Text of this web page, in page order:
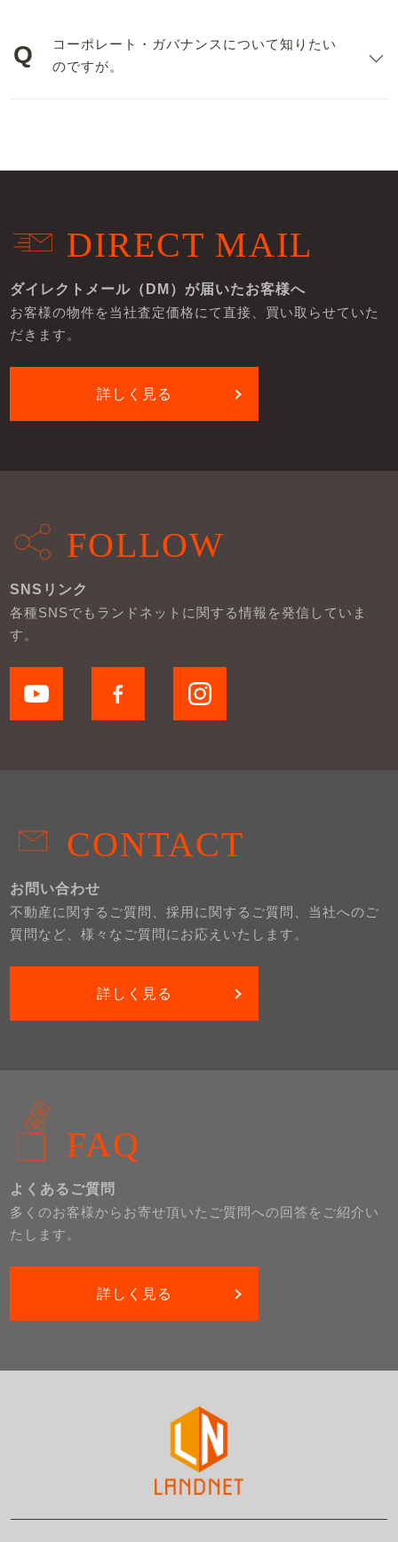
コーポレート・ガバナンスについて知りたい
のですが。
DIRECT MAIL
ダイレクトメール（DM）が届いたお客様へ
お客様の物件を当社査定価格にて直接、買い取らせていた
だきます。
詳しく見る
FOLLOW
SNSリンク
各種SNSでもランドネットに関する情報を発信していま
す。
CONTACT
お問い合わせ
不動産に関するご質問、採用に関するご質問、当社へのご
質問など、様々なご質問にお応えいたします。
詳しく見る
FAQ
よくあるご質問
多くのお客様からお寄せ頂いたご質問への回答をご紹介い
たします。
詳しく見る